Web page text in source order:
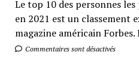
Le top 10 des personnes
en 2021 est un classement
magazine américain
Commentaires sont désactivés